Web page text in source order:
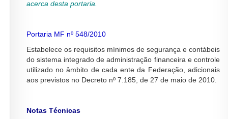
acerca desta portaria.
Portaria MF nº 548/2010
Estabelece os requisitos mínimos de segurança e contábeis
do sistema integrado de administração financeira e controle
utilizado no âmbito de cada ente da Federação, adicionais
aos previstos no Decreto nº 7.185, de 27 de maio de 2010.
Notas Técnicas